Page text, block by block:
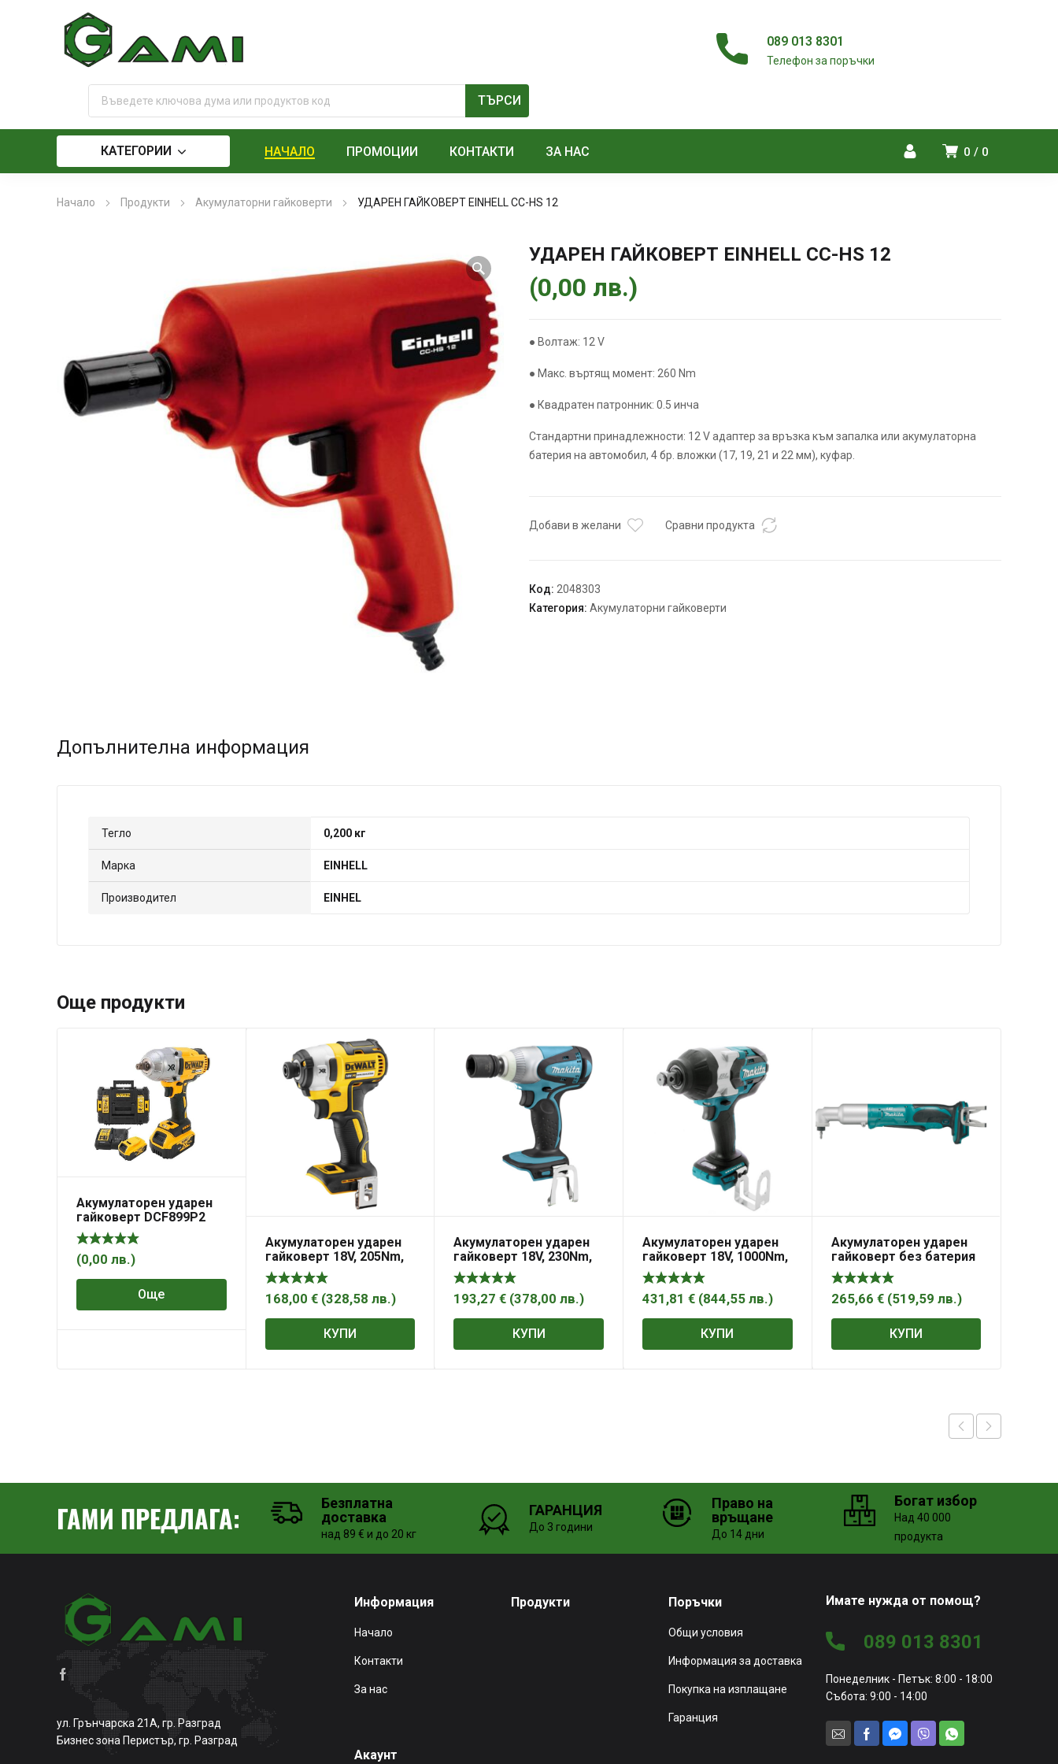
089 013 8301
Телефон за поръчки
0 0
КАТЕГОРИИ НАЧАЛО ПРОМОЦИИ КОНТАКТИ ЗА НАС
Начало Продукти Акумулаторни гайковерти УДАРЕН ГАЙКОВЕРТ EINHELL CC-HS 12
УДАРЕН ГАЙКОВЕРТ EINHELL CC-HS 12
(0,00 лв.)
● Волтаж: 12 V
● Макс. въртящ момент: 260 Nm
● Квадратен патронник: 0.5 инча
Стандартни принадлежности: 12 V адаптер за връзка към запалка или акумулаторна
батерия на автомобил, 4 бр. вложки (17, 19, 21 и 22 мм), куфар.
Добави в желани Сравни продукта
Код: 2048303
Категория: Акумулаторни гайковерти
Допълнителна информация
Тегло 0,200 кг
Марка EINHELL
Производител EINHEL
Още продукти
Акумулаторен ударен
гайковерт DCF899P2
DeWALT с 2 батерии
5a/h , зарядно и куфар ,
18V, 5Ah, 950Nm, 1/2″
(0,00 лв.)
Още
Акумулаторен ударен
гайковерт 18V, 205Nm,
1/4″, DCF887N DeWALT
168,00 € (328,58 лв.)
КУПИ
Акумулаторен ударен
гайковерт 18V, 230Nm,
1/2″, DTW251Z Makita
193,27€ (378,00лв.)
КУПИ
Акумулаторен ударен
гайковерт 18V, 1000Nm,
1/2″, DTW1002Z Makita
431,81€ (844,55лв.)
КУПИ
Акумулаторен ударен
гайковерт без батерия
и зарядно, 18V, 200Nm,
1/2″, GDX 18 V-200 C
Bosch
265,66 € (519,59 лв.)
КУПИ
ГАМИ ПРЕДЛАГА:
Безплатна
доставка
над 89 € и до 20 кг
ГАРАНЦИЯ
До 3 години
Право на
връщане
До 14 дни
Богат избор
Над 40 000
продукта
ул. Грънчарска 21А, гр. Разград
Бизнес зона Перистър, гр. Разград
Информация
Начало
Контакти
За нас
Продукти Поръчки
Общи условия
Информация за доставка
Покупка на изплащане
Гаранция
Акаунт
Имате нужда от помощ?
089 013 8301
Понеделник - Петък: 8:00 - 18:00
Събота: 9:00 - 14:00